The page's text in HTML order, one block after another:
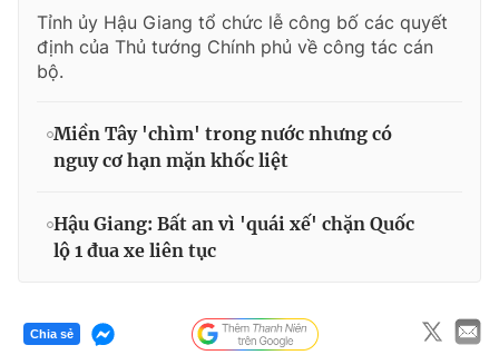
Tỉnh ủy Hậu Giang tổ chức lễ công bố các quyết
định của Thủ tướng Chính phủ về công tác cán
bộ.
Miền Tây 'chìm' trong nước nhưng có
nguy cơ hạn mặn khốc liệt
Hậu Giang: Bất an vì 'quái xế' chặn Quốc
lộ 1 đua xe liên tục
Chia sẻ